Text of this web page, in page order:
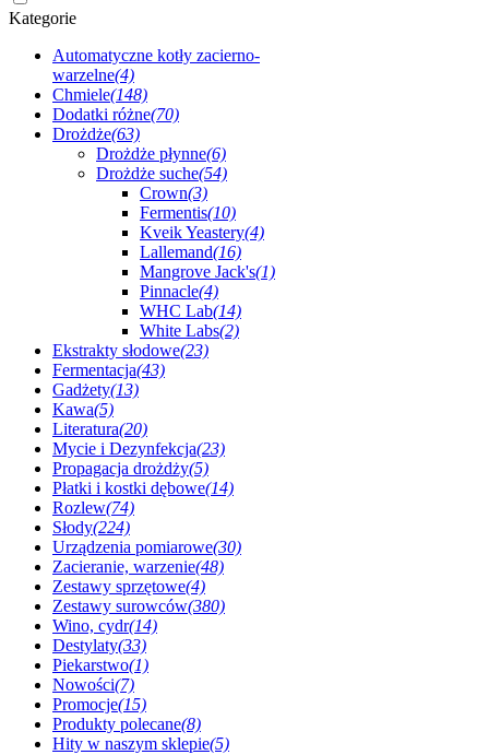
Kategorie
Automatyczne kotły zacierno-
warzelne(4)
Chmiele(148)
Dodatki różne(70)
Drożdże(63)
Drożdże płynne(6)
Drożdże suche(54)
Crown(3)
Fermentis(10)
Kveik Yeastery(4)
Lallemand(16)
Mangrove Jack's(1)
Pinnacle(4)
WHC Lab(14)
White Labs(2)
Ekstrakty słodowe(23)
Fermentacja(43)
Gadżety(13)
Kawa(5)
Literatura(20)
Mycie i Dezynfekcja(23)
Propagacja drożdży(5)
Płatki i kostki dębowe(14)
Rozlew(74)
Słody(224)
Urządzenia pomiarowe(30)
Zacieranie, warzenie(48)
Zestawy sprzętowe(4)
Zestawy surowców(380)
Wino, cydr(14)
Destylaty(33)
Piekarstwo(1)
Nowości(7)
Promocje(15)
Produkty polecane(8)
Hity w naszym sklepie(5)